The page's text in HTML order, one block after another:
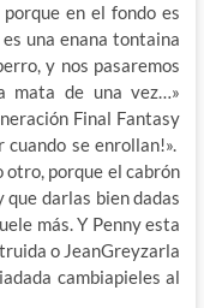
en el fondo es
una enana tontaina
y nos pasaremos
mata de una vez…»
Final Fantasy
cuando se enrollan!».
otro, porque el cabrón
darlas bien dadas
más. Y Penny esta
o JeanGreyzarla
cambiapieles al